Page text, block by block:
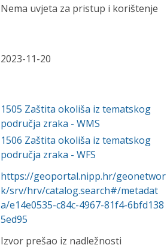
Nema uvjeta za pristup i korištenje
2023-11-20
1505 Zaštita okoliša iz tematskog
područja zraka - WMS
1506 Zaštita okoliša iz tematskog
područja zraka - WFS
https://geoportal.nipp.hr/geonetwor
k/srv/hrv/catalog.search#/metadat
a/e14e0535-c84c-4967-81f4-6bfd138
5ed95
Izvor prešao iz nadležnosti